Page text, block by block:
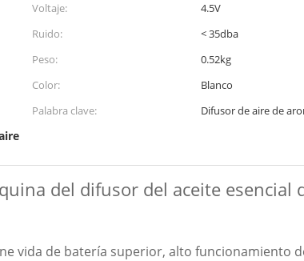
Voltaje:
4.5V
Ruido:
< 35dba
Peso:
0.52kg
Color:
Blanco
Palabra clave:
Difusor de aire de
del difusor del aceite esencial
vida de batería superior, alto funcionamiento